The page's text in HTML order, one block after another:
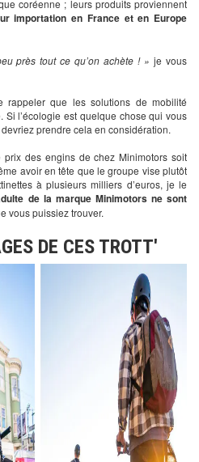
coréenne ; leurs produits proviennent
importation en France et en Europe
près tout ce qu’on achète ! » je vous
que les solutions de mobilité
l’écologie est quelque chose qui vous
prendre cela en considération.
des engins de chez Minimotors soit
avoir en tête que le groupe vise plutôt
à plusieurs milliers d’euros, je le
de la marque Minimotors ne sont
vous puissiez trouver.
DE CES TROTT'